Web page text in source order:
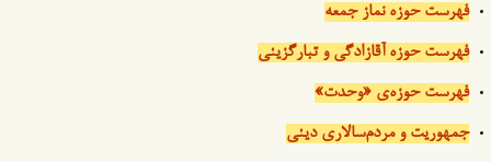
فهرست حوزه نماز جمعه
فهرست حوزه آقازادگی و تبارگزینی
فهرست حوزه‌ی «وحدت»
جمهوریت و مردم‌سالاری دینی